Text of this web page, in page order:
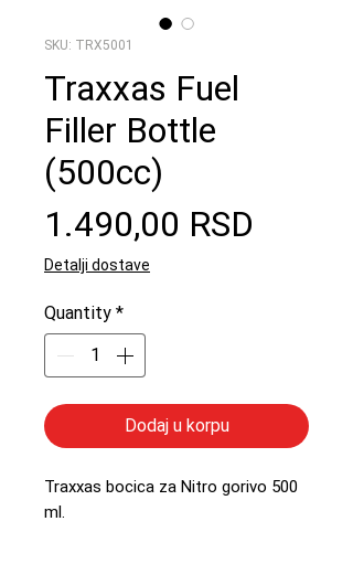
SKU: TRX5001
Traxxas Fuel
Filler Bottle
(500cc)
1.490,00 RSD
Detalji dostave
Quantity *
Dodaj u korpu
Traxxas bocica za Nitro gorivo 500
ml.